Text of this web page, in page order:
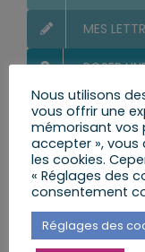
MES
POSER
LE
Ma prochaine
Notice
Il n’y a pas
Nous utilisons
vous offrir une
mémorisant vos
accepter », vous
les cookies.
« Réglages des
consentement
Réglages des